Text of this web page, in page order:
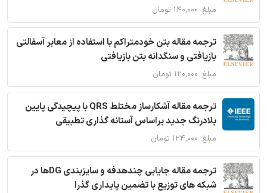
مبلغ: ۱۴۰,۰۰۰ تومان
ترجمه مقاله بتن خودمتراکم با استفاده از معابر آسفالتی
بازیافتی و سنگدانه بتن بازیافتی
مبلغ: ۱۲۰,۰۰۰ تومان
ترجمه مقاله آشکارساز مختلط QRS با پیچیدگی پایین
بلادرنگ جدید براساس آستانه گذاری تطبیقی
مبلغ: ۱۲۴,۰۰۰ تومان
ترجمه مقاله جایابی چندهدفه و سایزبندی DGها در
شبکه های توزیع با تضمین پایداری گذرا